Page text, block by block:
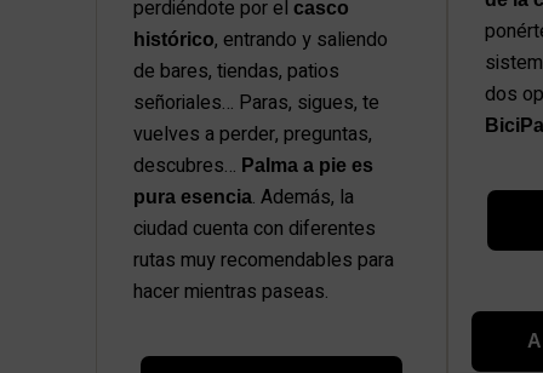
perdiéndote por el casco
histórico, entrando y saliendo
de bares, tiendas, patios
señoriales… Paras, sigues, te
vuelves a perder, preguntas,
descubres… Palma a pie es
pura esencia. Además, la
ciudad cuenta con diferentes
rutas muy recomendables para
hacer mientras paseas.
dos